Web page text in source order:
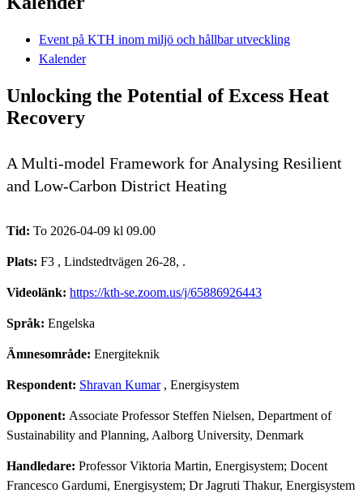
Event på KTH inom miljö och hållbar utveckling
Kalender
Unlocking the Potential of Excess Heat
Recovery
A Multi-model Framework for Analysing Resilient
and Low-Carbon District Heating
Tid: To 2026-04-09 kl 09.00
Plats: F3 , Lindstedtvägen 26-28, .
Videolänk: https://kth-se.zoom.us/j/65886926443
Språk: Engelska
Ämnesområde: Energiteknik
Respondent: Shravan Kumar, Energisystem
Opponent: Associate Professor Steffen Nielsen, Department of
Sustainability and Planning, Aalborg University, Denmark
Handledare: Professor Viktoria Martin, Energisystem; Docent
Francesco Gardumi, Energisystem; Dr Jagruti Thakur, Energisystem